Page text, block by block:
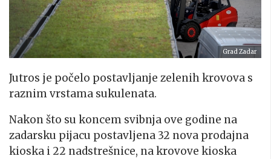
Grad Zadar
Jutros je počelo postavljanje zelenih krovova s
raznim vrstama sukulenata.
Nakon što su koncem svibnja ove godine na
zadarsku pijacu postavljena 32 nova prodajna
kioska i 22 nadstrešnice, na krovove kioska